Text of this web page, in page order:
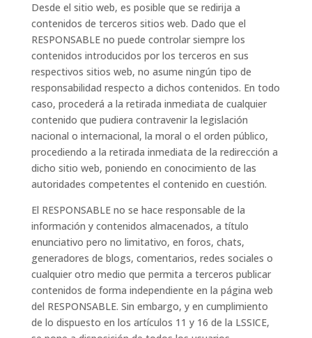
Desde el sitio web, es posible que se redirija a
contenidos de terceros sitios web. Dado que el
RESPONSABLE no puede controlar siempre los
contenidos introducidos por los terceros en sus
respectivos sitios web, no asume ningún tipo de
responsabilidad respecto a dichos contenidos. En todo
caso, procederá a la retirada inmediata de cualquier
contenido que pudiera contravenir la legislación
nacional o internacional, la moral o el orden público,
procediendo a la retirada inmediata de la redirección a
dicho sitio web, poniendo en conocimiento de las
autoridades competentes el contenido en cuestión.
El RESPONSABLE no se hace responsable de la
información y contenidos almacenados, a título
enunciativo pero no limitativo, en foros, chats,
generadores de blogs, comentarios, redes sociales o
cualquier otro medio que permita a terceros publicar
contenidos de forma independiente en la página web
del RESPONSABLE. Sin embargo, y en cumplimiento
de lo dispuesto en los artículos 11 y 16 de la LSSICE,